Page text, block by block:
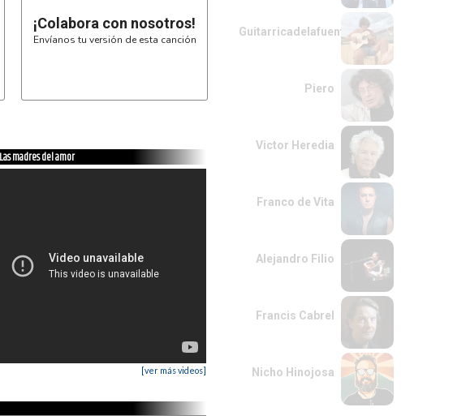
¡Colabora con nosotros!
Envíanos tu versión de esta canción
madres del amor
[ver más videos]
Guitarricadelafuente
Piero
Victor Heredia
Franco de Vita
Alejandro Filio
Francis Cabrel
Nicho Hinojosa